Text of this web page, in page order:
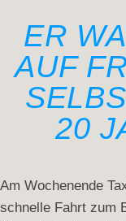
ER
AUF
20
Am Wochenende
schnelle Fahrt zum